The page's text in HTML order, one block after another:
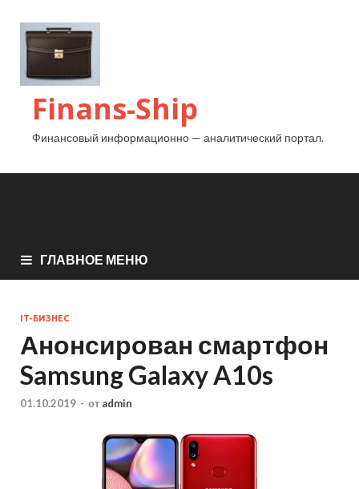
Finans-Ship
Финансовый информационно — аналитический портал.
ГЛАВНОЕ МЕНЮ
IT-БИЗНЕС
Анонсирован смартфон
Samsung Galaxy A10s
01.10.2019 - от admin